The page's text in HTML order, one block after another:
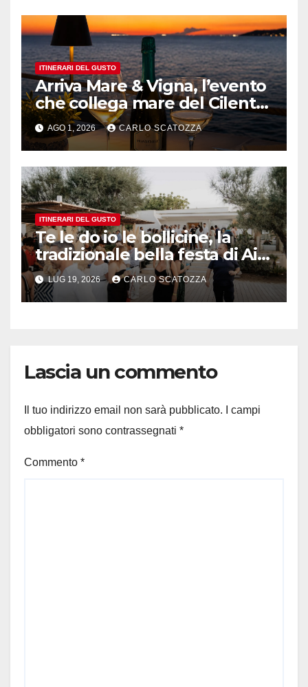
ITINERARI DEL GUSTO
Arriva Mare & Vigna, l’evento
che collega mare del Cilento
e vini irpini
AGO 1, 2026 CARLO SCATOZZA
ITINERARI DEL GUSTO
Te le do io le bollicine, la
tradizionale bella festa di Ais
Napoli
LUG 19, 2026 CARLO SCATOZZA
Lascia un commento
Il tuo indirizzo email non sarà pubblicato.
I campi
obbligatori sono contrassegnati *
Commento *